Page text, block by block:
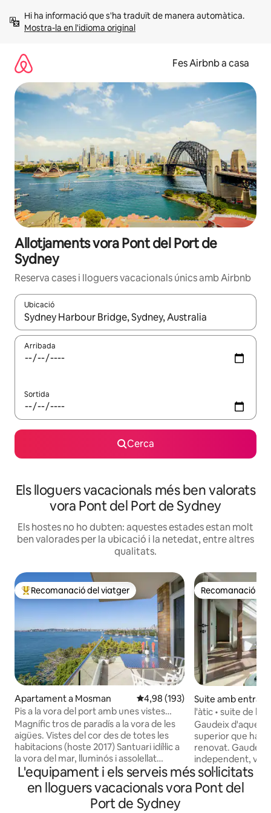
Mostra-la en l'idioma original
Fes Airbnb a casa
Allotjaments vora Pont del Port de
Sydney
Reserva cases i lloguers vacacionals únics amb Airbnb
Ubicació
Quan els resultats estiguin disponibles, podràs navegar-hi a
Arribada
Sortida
Cerca
Els lloguers vacacionals més ben valorats
vora Pont del Port de Sydney
Els hostes no ho dubten: aquestes estades estan molt
ben valorades per la ubicació i la netedat, entre altres
qualitats.
Principals recomanacions dels viatgers
Recomanació del viatger
Apartament a Mosman 4,98 de puntuació mitjana d'un
4,98 (193)
Pis a la vora del port amb unes vistes
panoràmiques fabuloses
Magnífic tros de paradís a la vora de les
aigües. Vistes del cor des de totes les
habitacions (hoste 2017) Santuari idíl·lic a
la vora del mar, lluminós i assolellat
Oficina a domicili independent Tota la
roba de llit i l'allotjament s'han netejat
professionalment Balcó a l'aire lliure
perfecte per a begudes/àpats Menjador
Recomanació
Recomanació
Suite amb
dent a Kurraba
l'àtic • suite de
Gaudeix d'aquest
superior que ha
renovat. Gaudeix
independent,
l'aigua i un
amb la comoditat
per conductes de
L'equipament i els serveis més sol·licitats
en lloguers vacacionals vora Pont del
Port de Sydney